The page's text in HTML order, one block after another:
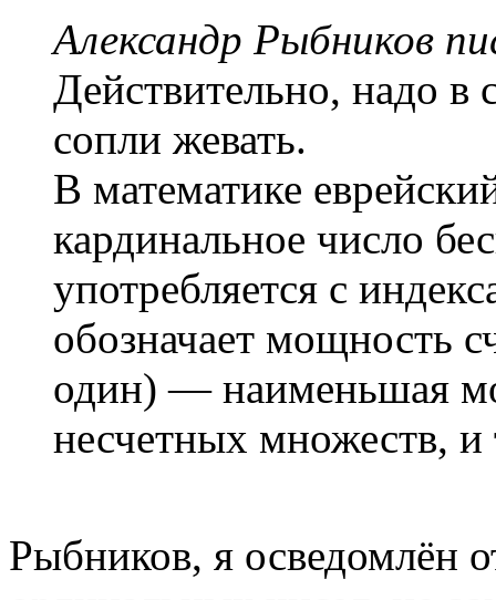
Александр Рыбников
Действительно, надо в
сопли жевать.
В математике
кардинальное число
употребляется с
обозначает мощность
один) — наименьшая
несчетных множеств, и
Рыбников, я осведомлён